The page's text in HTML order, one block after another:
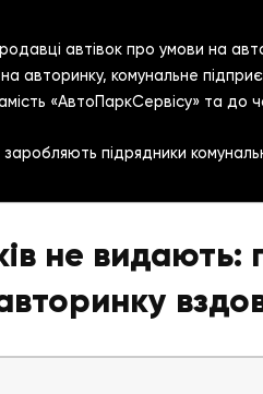
автівок про умови на
авторинку, комунальне
«АвтоПаркСервісу» та до
підрядники
не видають: